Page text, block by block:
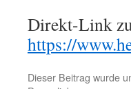
Direkt-Link
https://
Dieser Beitrag wurde